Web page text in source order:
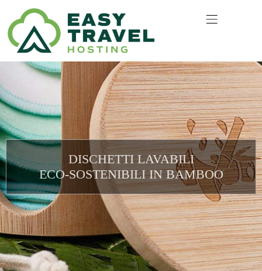
DISCHETTI LAVABILI
ECO-SOSTENIBILI IN BAMBOO